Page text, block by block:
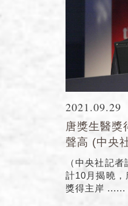
2021.09.29
唐獎生醫獎
聲高 (中央
（中央社記
計10月揭曉
獎得主岸 ......